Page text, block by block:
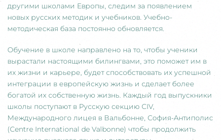
другими школами Европы, следим за появлением
новых русских методик и учебников. Учебно-
методическая база постоянно обновляется.
Обучение в школе направлено на то, чтобы ученики
вырастали настоящими билингвами, это поможет им в
их жизни и карьере, будет способствовать их успешной
интеграции в европейскую жизнь и сделает более
богатой их собственную жизнь. Каждый год выпускники
школы поступают в Русскую секцию CIV,
Международного лицея в Вальбонне, София-Антиполис
(Centre International de Valbonne) чтобы продолжить